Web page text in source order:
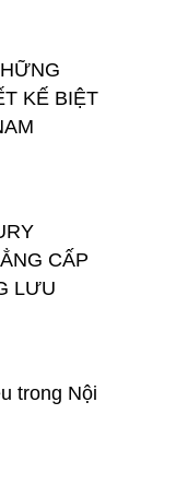
KẾ BIỆT
CẤP
LƯU
trong Nội